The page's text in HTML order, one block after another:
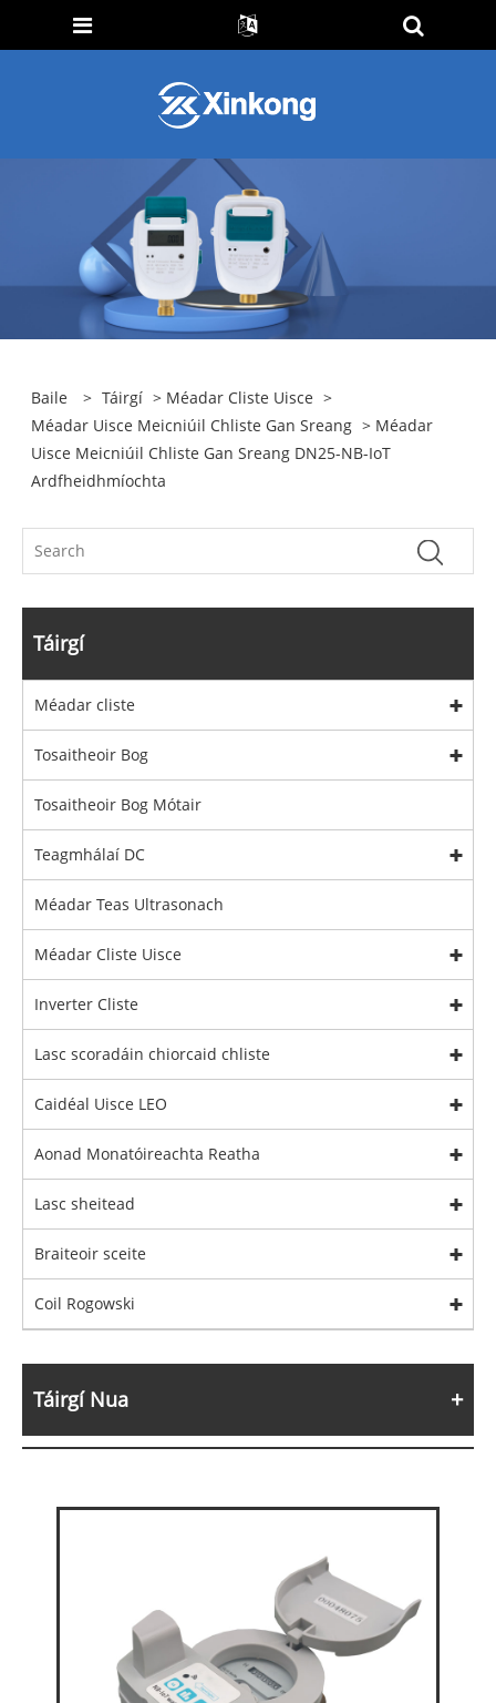
Baile > Táirgí > Méadar Cliste Uisce >
Méadar Uisce Meicniúil Chliste Gan Sreang > Méadar
Uisce Meicniúil Chliste Gan Sreang DN25-NB-IoT
Ardfheidhmíochta
Táirgí
Méadar cliste
Tosaitheoir Bog
Tosaitheoir Bog Mótair
Teagmhálaí DC
Méadar Teas Ultrasonach
Méadar Cliste Uisce
Inverter Cliste
Lasc scoradáin chiorcaid chliste
Caidéal Uisce LEO
Aonad Monatóireachta Reatha
Lasc sheitead
Braiteoir sceite
Coil Rogowski
Táirgí Nua